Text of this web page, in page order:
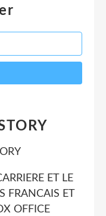
ET LE
FRANCAIS ET
OFFICE